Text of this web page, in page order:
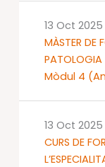
MÀSTER DE
PATOLOGIA
Mòdul 4
13 Oct 2025
CURS DE
13 Oct 2025